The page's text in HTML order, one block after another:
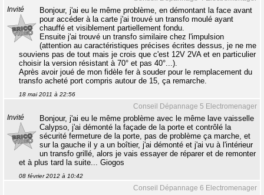
Invité
Bonjour, j'ai eu le même problème, en démontant la face avant
pour accéder à la carte j'ai trouvé un transfo moulé ayant
chauffé et visiblement partiellement fondu.
Ensuite j'ai trouvé un transfo similaire chez l'impulsion
(attention au caractéristiques précises écrites dessus, je ne me
souviens pas de tout mais je crois que c'est 12V 2VA et en particulier
choisir la version résistant à 70° et pas 40°...).
Après avoir joué de mon fidèle fer à souder pour le remplacement du
transfo acheté port compris autour de 15, ça remarche.
18 mai 2011 à 22:56
Conseil Dépannage 5 Electromenager
Invité
Bonjour, j'ai eu le même problème avec le même lave vaisselle
Calypso, j'ai démonté la façade de la porte et contrôlé la
sécurité fermeture de la porte, pas de problème ça marche, et
sur la gauche il y a un boîtier, j'ai démonté et j'ai vu à l'intérieur
un transfo grillé, alors je vais essayer de réparer et de remonter
et à plus tard la suite... Giogos
08 février 2012 à 10:42
Conseil Dépannage 6 Electromenager